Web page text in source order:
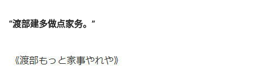
“渡部建多做点家务。”